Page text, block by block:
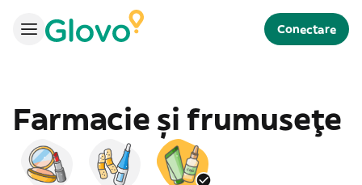
Conectare
Farmacie și frumusețe